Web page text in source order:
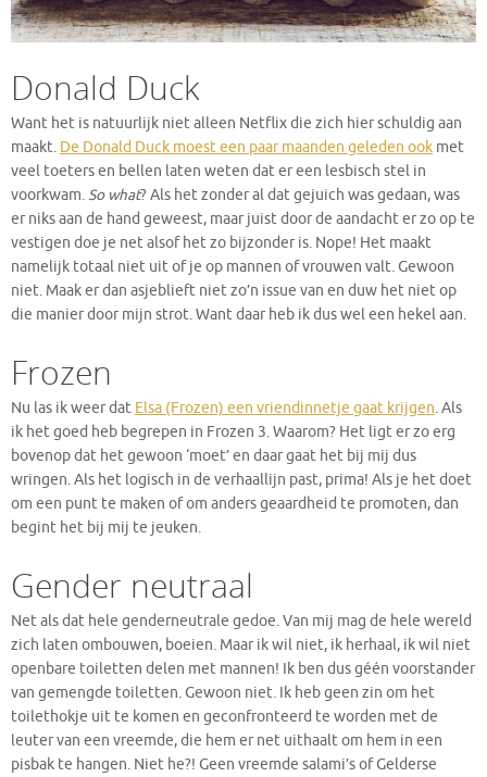
Donald Duck
Want het is natuurlijk niet alleen Netflix die zich hier schuldig aan
maakt. De Donald Duck moest een paar maanden geleden ook met
veel toeters en bellen laten weten dat er een lesbisch stel in
voorkwam.So what? Als het zonder al dat gejuich was gedaan, was
er niks aan de hand geweest, maar juist door de aandacht er zo op te
vestigen doe je net alsof het zo bijzonder is. Nope! Het maakt
namelijk totaal niet uit of je op mannen of vrouwen valt. Gewoon
niet. Maak er dan asjeblieft niet zo’n issue van en duw het niet op
die manier door mijn strot. Want daar heb ik dus wel een hekel aan.
Frozen
Nu las ik weer dat Elsa (Frozen) een vriendinnetje gaat krijgen. Als
ik het goed heb begrepen in Frozen 3. Waarom? Het ligt er zo erg
bovenop dat het gewoon ‘moet’ en daar gaat het bij mij dus
wringen. Als het logisch in de verhaallijn past, prima! Als je het doet
om een punt te maken of om anders geaardheid te promoten, dan
begint het bij mij te jeuken.
Gender neutraal
Net als dat hele genderneutrale gedoe. Van mij mag de hele wereld
zich laten ombouwen, boeien. Maar ik wil niet, ik herhaal, ik wil niet
openbare toiletten delen met mannen! Ik ben dus géén voorstander
van gemengde toiletten. Gewoon niet. Ik heb geen zin om het
toilethokje uit te komen en geconfronteerd te worden met de
leuter van een vreemde, die hem er net uithaalt om hem in een
pisbak te hangen. Niet he?! Geen vreemde salami’s of Gelderse